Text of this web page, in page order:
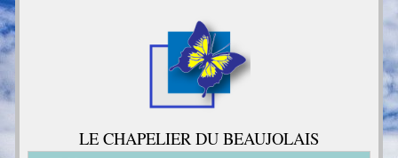
LE CHAPELIER DU BEAUJOLAIS